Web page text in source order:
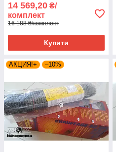
14 569,20 ₴/
комплект
16 188 ₴/комплект
Купити
АКЦИЯ!+ –10%